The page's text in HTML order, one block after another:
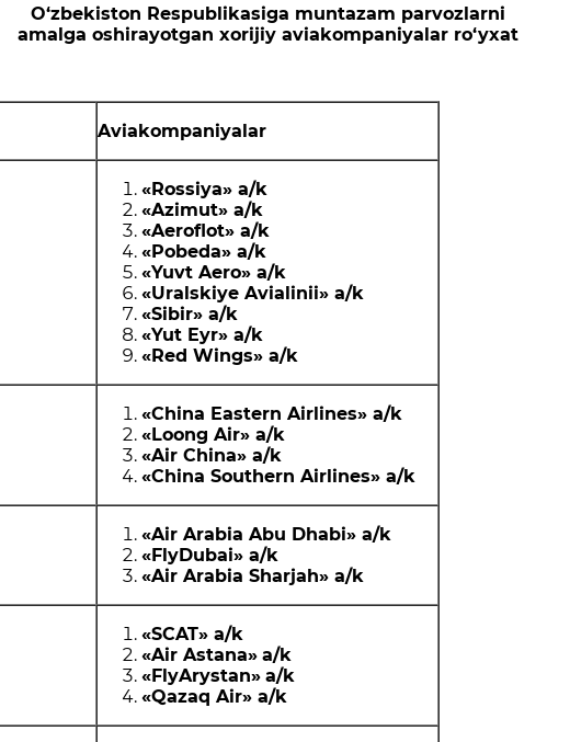
O‘zbekiston Respublikasiga muntazam parvozlarni
amalga oshirayotgan xorijiy aviakompaniyalar ro‘yxat
Aviakompaniyalar
«Rossiya» a/k
«Azimut» a/k
«Aeroflot» a/k
«Pobeda» a/k
«Yuvt Aero» a/k
«Uralskiye Avialinii» a/k
«Sibir» a/k
«Yut Eyr» a/k
«Red Wings» a/k
«China Eastern Airlines» a/k
«Loong Air» a/k
«Air China» a/k
«China Southern Airlines» a/k
«Air Arabia Abu Dhabi» a/k
«FlyDubai» a/k
«Air Arabia Sharjah» a/k
«SCAT» a/k
«Air Astana» a/k
«FlyArystan» a/k
«Qazaq Air» a/k